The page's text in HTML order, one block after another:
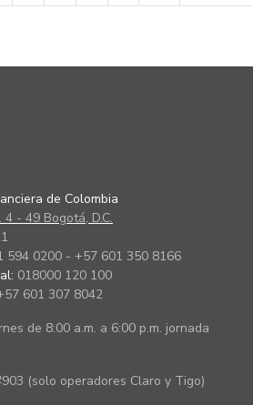
de Colombia
4 - 49 Bogotá, D.C.
594 0200 - +57 601 350 8166
018000 120 100
601 307 8042
de 8:00 a.m. a 6:00 p.m. jornada
(solo operadores Claro y Tigo)